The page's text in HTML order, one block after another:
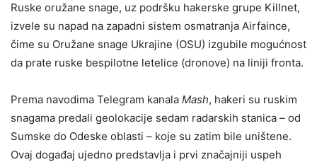
Ruske oružane snage, uz podršku hakerske grupe Killnet,
izvele su napad na zapadni sistem osmatranja Airfaince,
čime su Oružane snage Ukrajine (OSU) izgubile mogućnost
da prate ruske bespilotne letelice (dronove) na liniji fronta.
Prema navodima Telegram kanala Mash, hakeri su ruskim
snagama predali geolokacije sedam radarskih stanica – od
Sumske do Odeske oblasti – koje su zatim bile uništene.
Ovaj događaj ujedno predstavlja i prvi značajniji uspeh